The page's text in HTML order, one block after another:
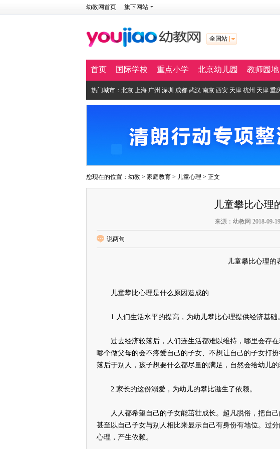
幼教网首页 旗下网站
全国站
首页 国际学校 重点小学 北京幼儿园 教师园地
热门城市： 北京 上海 广州 深圳 成都 武汉 南京 西安 天津 杭州 天津 重
您现在的位置： 幼教 > 家庭教育 > 儿童心理 > 正文
儿童攀比心理
来源：幼教网 2018-09-
说两句
儿童攀比心理的
儿童攀比心理是什么原因造成的
1.人们生活水平的提高，为幼儿攀比心理提供经济基础
过去经济较落后，人们连生活都难以维持，哪里会存在
哪个做父母的会不疼爱自己的子女、不想让自己的子女打
落后于别人，孩子想要什么都尽量的满足，自然会给幼儿的
2.家长的这份溺爱，为幼儿的攀比滋生了依赖。
人人都希望自己的子女能茁壮成长。超凡脱俗，把自己
甚至以自己子女与别人相比来显示自己有身份有地位。过
心理，产生依赖。